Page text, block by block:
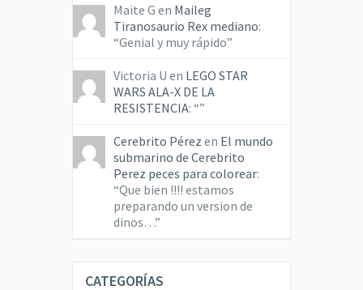
Maite G en Maileg
Tiranosaurio Rex mediano:
“Genial y muy rápido”
Victoria U en LEGO STAR
WARS ALA-X DE LA
RESISTENCIA: “”
Cerebrito Pérez en El mundo
submarino de Cerebrito
Perez peces para colorear:
“Que bien !!!! estamos
preparando un version de
dinos… ”
CATEGORÍAS